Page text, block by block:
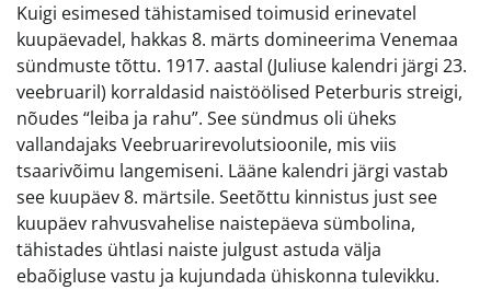
Kuigi esimesed tähistamised toimusid erinevatel
kuupäevadel, hakkas 8. märts domineerima Venemaa
sündmuste tõttu. 1917. aastal (Juliuse kalendri järgi 23.
veebruaril) korraldasid naistöölised Peterburis streigi,
nõudes “leiba ja rahu”. See sündmus oli üheks
vallandajaks Veebruarirevolutsioonile, mis viis
tsaarivõimu langemiseni. Lääne kalendri järgi vastab
see kuupäev 8. märtsile. Seetõttu kinnistus just see
kuupäev rahvusvahelise naistepäeva sümbolina,
tähistades ühtlasi naiste julgust astuda välja
ebaõigluse vastu ja kujundada ühiskonna tulevikku.